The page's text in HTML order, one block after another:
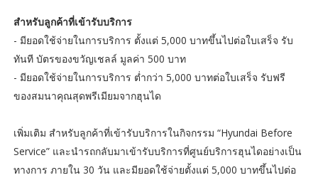
สำหรับลูกค้าที่เข้ารับบริการ
- มียอดใช้จ่ายในการบริการ ตั้งแต่ 5,000 บาทขึ้นไปต่อใบเสร็จ รับ
ทันที บัตรของขวัญเชลล์ มูลค่า 500 บาท
- มียอดใช้จ่ายในการบริการ ต่ำกว่า 5,000 บาทต่อใบเสร็จ รับฟรี
ของสมนาคุณสุดพรีเมียมจากฮุนได
เพิ่มเติม สำหรับลูกค้าที่เข้ารับบริการในกิจกรรม “Hyundai Before
Service” และนำรถกลับมาเข้ารับบริการที่ศูนย์บริการฮุนไดอย่างเป็น
ทางการ ภายใน 30 วัน และมียอดใช้จ่ายตั้งแต่ 5,000 บาทขึ้นไปต่อ